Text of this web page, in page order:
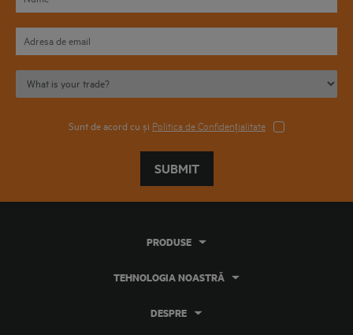
Sunt de acord cu și Politica de Confidențialitate
SUBMIT
PRODUSE
TEHNOLOGIA NOASTRĂ
DESPRE